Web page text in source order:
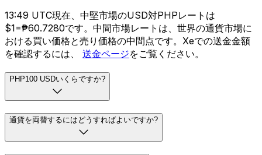
13:49 UTC現在、中堅市場のUSD対PHPレートは
$1=₱60.7280です。中間市場レートは、世界の通貨市場に
おける買い価格と売り価格の中間点です。Xeでの送金金額
を確認するには、 送金ページをご覧ください。
PHP100 USDいくらですか?
通貨を両替するにはどうすればよいですか?